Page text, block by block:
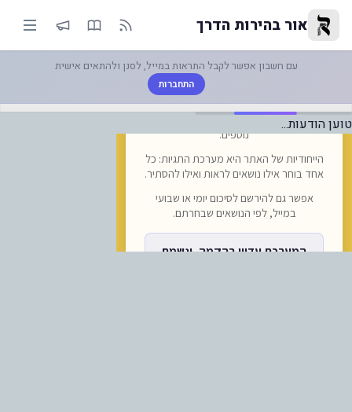
ע"פ לוח הטיסות של נתב"ג כל
אור בהירות הדרך
עם חשבון אפשר לקבל התראות במייל, לסנן ולהתאים אישית
התחברות
טוען הודעות...